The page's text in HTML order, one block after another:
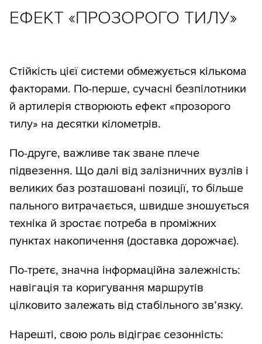
ЕФЕКТ «ПРОЗОРОГО ТИЛУ»
Стійкість цієї системи обмежується кількома
факторами. По-перше, сучасні безпілотники
й артилерія створюють ефект «прозорого
тилу» на десятки кілометрів.
По-друге, важливе так зване плече
підвезення. Що далі від залізничних вузлів і
великих баз розташовані позиції, то більше
пального витрачається, швидше зношується
техніка й зростає потреба в проміжних
пунктах накопичення (доставка дорожчає).
По-третє, значна інформаційна залежність:
навігація та коригування маршрутів
цілковито залежать від стабільного зв’язку.
Нарешті, свою роль відіграє сезонність: